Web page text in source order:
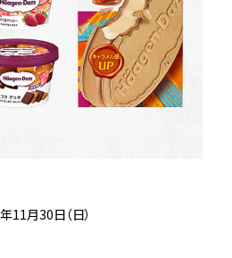
11月30日（日）